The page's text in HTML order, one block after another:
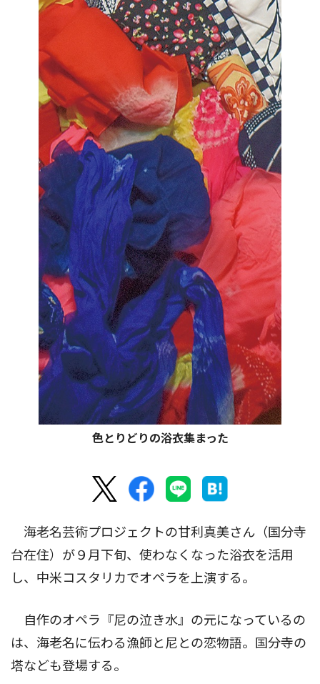
色とりどりの浴衣集まった
海老名芸術プロジェクトの甘利真美さん（国分寺
台在住）が９月下旬、使わなくなった浴衣を活用
し、中米コスタリカでオペラを上演する。
自作のオペラ『尼の泣き水』の元になっているの
は、海老名に伝わる漁師と尼との恋物語。国分寺の
塔なども登場する。